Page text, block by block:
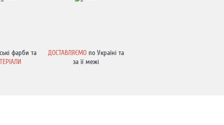
фарби та
ДОСТАВЛЯЄМО по Україні та
за її межі